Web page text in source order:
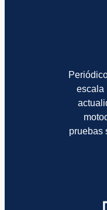
escala
pruebas